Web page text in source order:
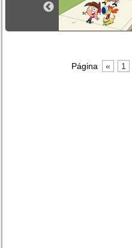
Página « 1